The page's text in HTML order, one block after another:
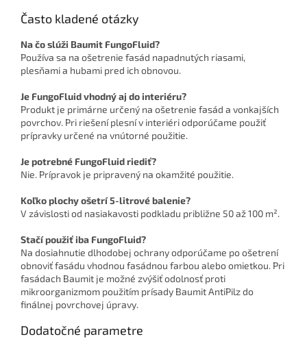
Často kladené otázky
Na čo slúži Baumit FungoFluid?
Používa sa na ošetrenie fasád napadnutých riasami,
plesňami a hubami pred ich obnovou.
Je FungoFluid vhodný aj do interiéru?
Produkt je primárne určený na ošetrenie fasád a vonkajších
povrchov. Pri riešení plesní v interiéri odporúčame použiť
prípravky určené na vnútorné použitie.
Je potrebné FungoFluid riediť?
Nie. Prípravok je pripravený na okamžité použitie.
Koľko plochy ošetrí 5-litrové balenie?
V závislosti od nasiakavosti podkladu približne 50 až 100 m².
Stačí použiť iba FungoFluid?
Na dosiahnutie dlhodobej ochrany odporúčame po ošetrení
obnoviť fasádu vhodnou fasádnou farbou alebo omietkou. Pri
fasádach Baumit je možné zvýšiť odolnosť proti
mikroorganizmom použitím prísady Baumit AntiPilz do
finálnej povrchovej úpravy.
Dodatočné parametre